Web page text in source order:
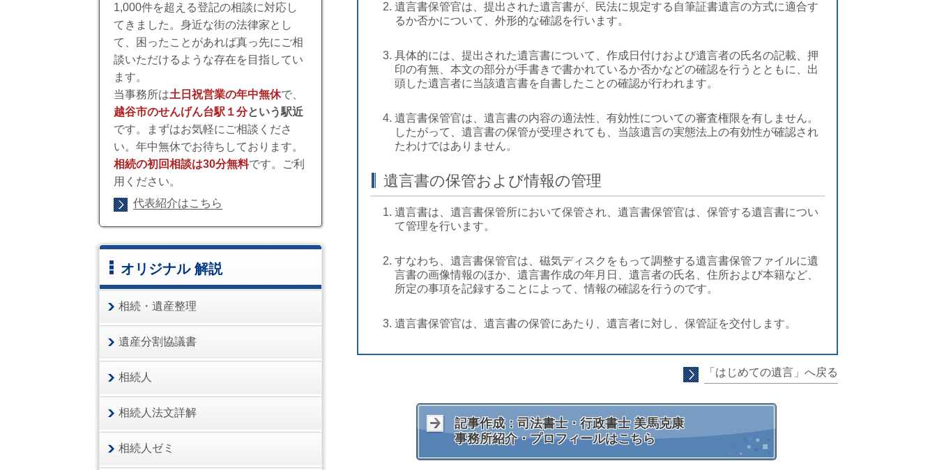
遺言書保管官は、提出された遺言書が、民法に規定する自筆証書遺言の方式に適合す
るか否かについて、外形的な確認を行います。
具体的には、提出された遺言書について、作成日付けおよび遺言者の氏名の記載、押
印の有無、本文の部分が手書きで書かれているか否かなどの確認を行うとともに、出
頭した遺言者に当該遺言書を自書したことの確認が行われます。
遺言書保管官は、遺言書の内容の適法性、有効性についての審査権限を有しません。
したがって、遺言書の保管が受理されても、当該遺言の実態法上の有効性が確認され
たわけではありません。
遺言書の保管および情報の管理
遺言書は、遺言書保管所において保管され、遺言書保管官は、保管する遺言書につい
て管理を行います。
すなわち、遺言書保管官は、磁気ディスクをもって調整する遺言書保管ファイルに遺
言書の画像情報のほか、遺言書作成の年月日、遺言者の氏名、住所および本籍など、
所定の事項を記録することによって、情報の確認を行うのです。
遺言書保管官は、遺言書の保管にあたり、遺言者に対し、保管証を交付します。
「はじめての遺言」へ戻る
記事作成：司法書士・行政書士 美馬克康
事務所紹介・プロフィールはこちら
1,000件を超える登記の相談に対応し
てきました。身近な街の法律家とし
て、困ったことがあれば真っ先にご相
談いただけるような存在を目指してい
ます。
当事務所は土日祝営業の年中無休で、
越谷市のせんげん台駅１分という駅近
です。まずはお気軽にご相談くださ
い。年中無休でお待ちしております。
相続の初回相談は30分無料です。ご利
用ください。
代表紹介はこちら
オリジナル 解説
相続・遺産整理
遺産分割協議書
相続人
相続人法文詳解
相続人ゼミ